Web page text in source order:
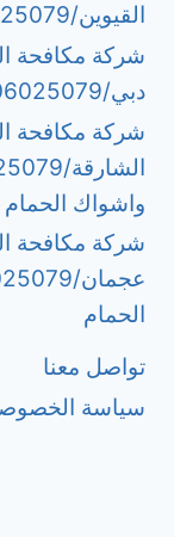
القيوين/0506025079
شركة مكافحة
دبي/0506025079 |تركيب طارد الحمام
شركة مكافحة
واشواك الحمام
شركة مكافحة
الحمام
تواصل معنا
سياسة